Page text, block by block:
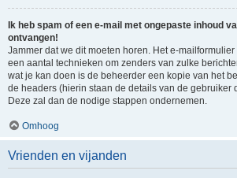
Ik heb spam of een e-mail met ongepaste inhoud
ontvangen!
Jammer dat we dit moeten horen. Het e-
een aantal technieken om zenders van zulke
wat je kan doen is de beheerder een kopie van het
de headers (hierin staan de details van de gebruiker
Deze zal dan de nodige stappen ondernemen.
Omhoog
Vrienden en vijanden